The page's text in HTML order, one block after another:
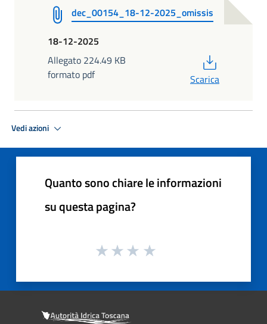
dec_00154_18-12-2025_omissis
18-12-2025
Allegato 224.49 KB
formato pdf
Scarica
Vedi azioni
Quanto sono chiare le informazioni
su questa pagina?